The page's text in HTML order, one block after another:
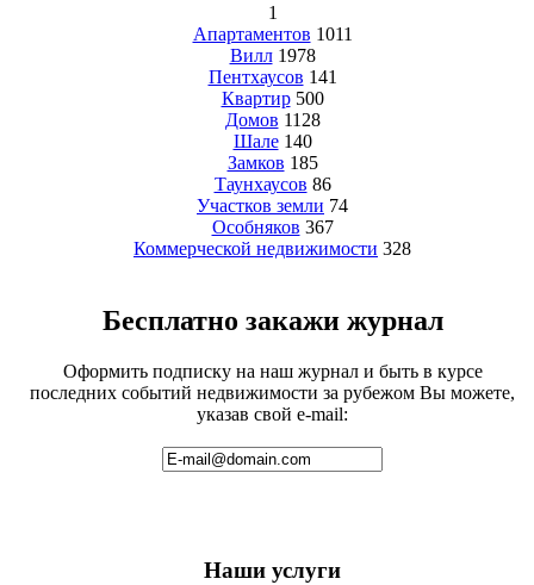
1
Апартаментов 1011
Вилл 1978
Пентхаусов 141
Квартир 500
Домов 1128
Шале 140
Замков 185
Таунхаусов 86
Участков земли 74
Особняков 367
Коммерческой недвижимости 328
Бесплатно закажи журнал
Оформить подписку на наш журнал и быть в курсе
последних событий недвижимости за рубежом Вы можете,
указав свой e-mail:
Наши услуги